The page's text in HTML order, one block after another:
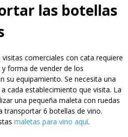
las botellas
comerciales con cata requiere
forma de vender de los
su equipamiento. Se necesita una
cada establecimiento que visita. La
una pequeña maleta con ruedas
transportar 6 botellas de vino.
maletas para vino aquí.